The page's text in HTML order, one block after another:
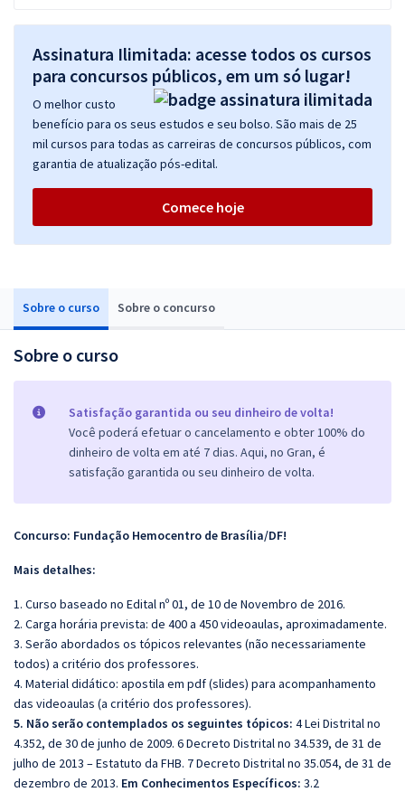
Sobre o curso Sobre o concurso
Sobre o curso
Satisfação garantida ou seu dinheiro de volta!
Você poderá efetuar o cancelamento e obter 100% do
dinheiro de volta em até 7 dias. Aqui, no Gran, é
satisfação garantida ou seu dinheiro de volta.
Concurso: Fundação Hemocentro de Brasília/DF!
Mais detalhes:
1. Curso baseado no Edital nº 01, de 10 de Novembro de 2016.
2. Carga horária prevista: de 400 a 450 videoaulas, aproximadamente.
3. Serão abordados os tópicos relevantes (não necessariamente
todos) a critério dos professores.
4. Material didático: apostila em pdf (slides) para acompanhamento
das videoaulas (a critério dos professores).
5. Não serão contemplados os seguintes tópicos: 4 Lei Distrital no
4.352, de 30 de junho de 2009. 6 Decreto Distrital no 34.539, de 31 de
julho de 2013 – Estatuto da FHB. 7 Decreto Distrital no 35.054, de 31 de
dezembro de 2013. Em Conhecimentos Específicos: 3.2
Assinatura Ilimitada: acesse todos os cursos
para concursos públicos, em um só lugar!
O melhor custo
benefício para os seus estudos e seu bolso. São mais de 25
mil cursos para todas as carreiras de concursos públicos, com
garantia de atualização pós-edital.
Comece hoje